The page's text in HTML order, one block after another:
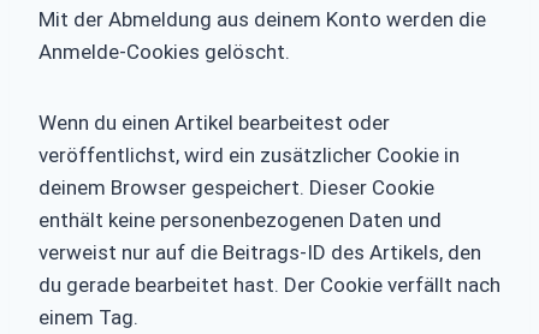
Mit der Abmeldung aus deinem Konto werden die
Anmelde-Cookies gelöscht.
Wenn du einen Artikel bearbeitest oder
veröffentlichst, wird ein zusätzlicher Cookie in
deinem Browser gespeichert. Dieser Cookie
enthält keine personenbezogenen Daten und
verweist nur auf die Beitrags-ID des Artikels, den
du gerade bearbeitet hast. Der Cookie verfällt nach
einem Tag.